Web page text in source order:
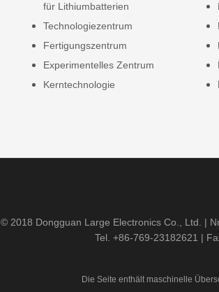
für Lithiumbatterien
Technologiezentrum
Fertigungszentrum
Experimentelles Zentrum
Kerntechnologie
© 2018 Dongguan Large Electronics Co., Ltd. |
Tel. +86-769-23182621 |
Die Seite enthält maschinelle